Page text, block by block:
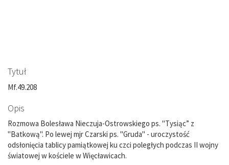
Tytuł
Mf.49.208
Opis
Rozmowa Bolesława Nieczuja-Ostrowskiego ps. "Tysiąc” z
"Batkową". Po lewej mjr Czarski ps. "Gruda" - uroczystość
odsłonięcia tablicy pamiątkowej ku czci poległych podczas II wojny
światowej w kościele w Więcławicach.